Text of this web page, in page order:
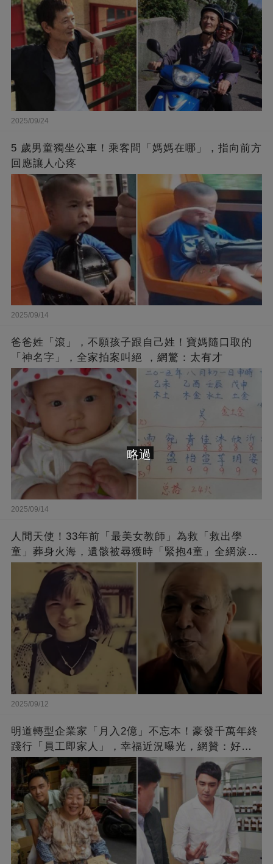
2025/09/24
5 歲男童獨坐公車！乘客問「媽媽在哪」，指向前方
回應讓人心疼
2025/09/14
爸爸姓「滾」，不願孩子跟自己姓！寶媽隨口取的
「神名字」，全家拍案叫絕 ，網驚：太有才
2025/09/14
人間天使！33年前「最美女教師」為救「救出學
童」葬身火海，遺骸被尋獲時「緊抱4童」全網淚
崩：真正的英雄不該被遺忘
2025/09/12
明道轉型企業家「月入2億」不忘本！豪發千萬年終
踐行「員工即家人」，幸福近況曝光，網贊：好老
闆的福報
略過